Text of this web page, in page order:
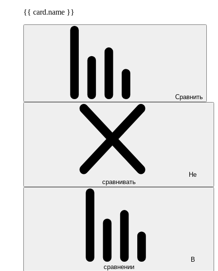
{{ card.name }}
Сравнить
Не
сравнивать
В
сравнении